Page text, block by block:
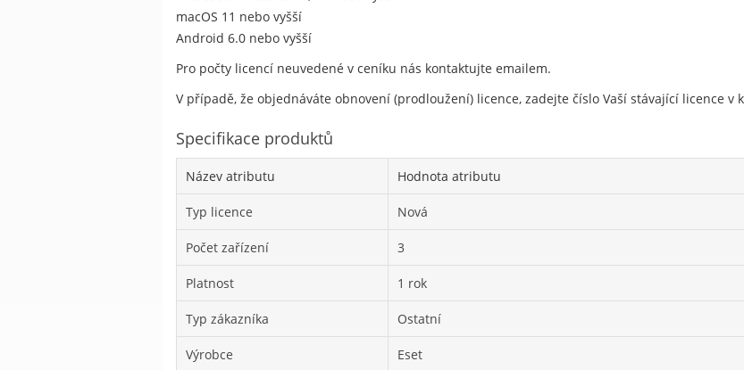
macOS 11 nebo vyšší
Android 6.0 nebo vyšší
Pro počty licencí neuvedené v ceníku nás kontaktujte emailem.
V případě, že objednáváte obnovení (prodloužení) licence, zadejte číslo Vaší stávající licence v
Specifikace produktů
Název atributu Hodnota atributu
Typ licence Nová
Počet zařízení 3
Platnost 1 rok
Typ zákazníka Ostatní
Výrobce Eset